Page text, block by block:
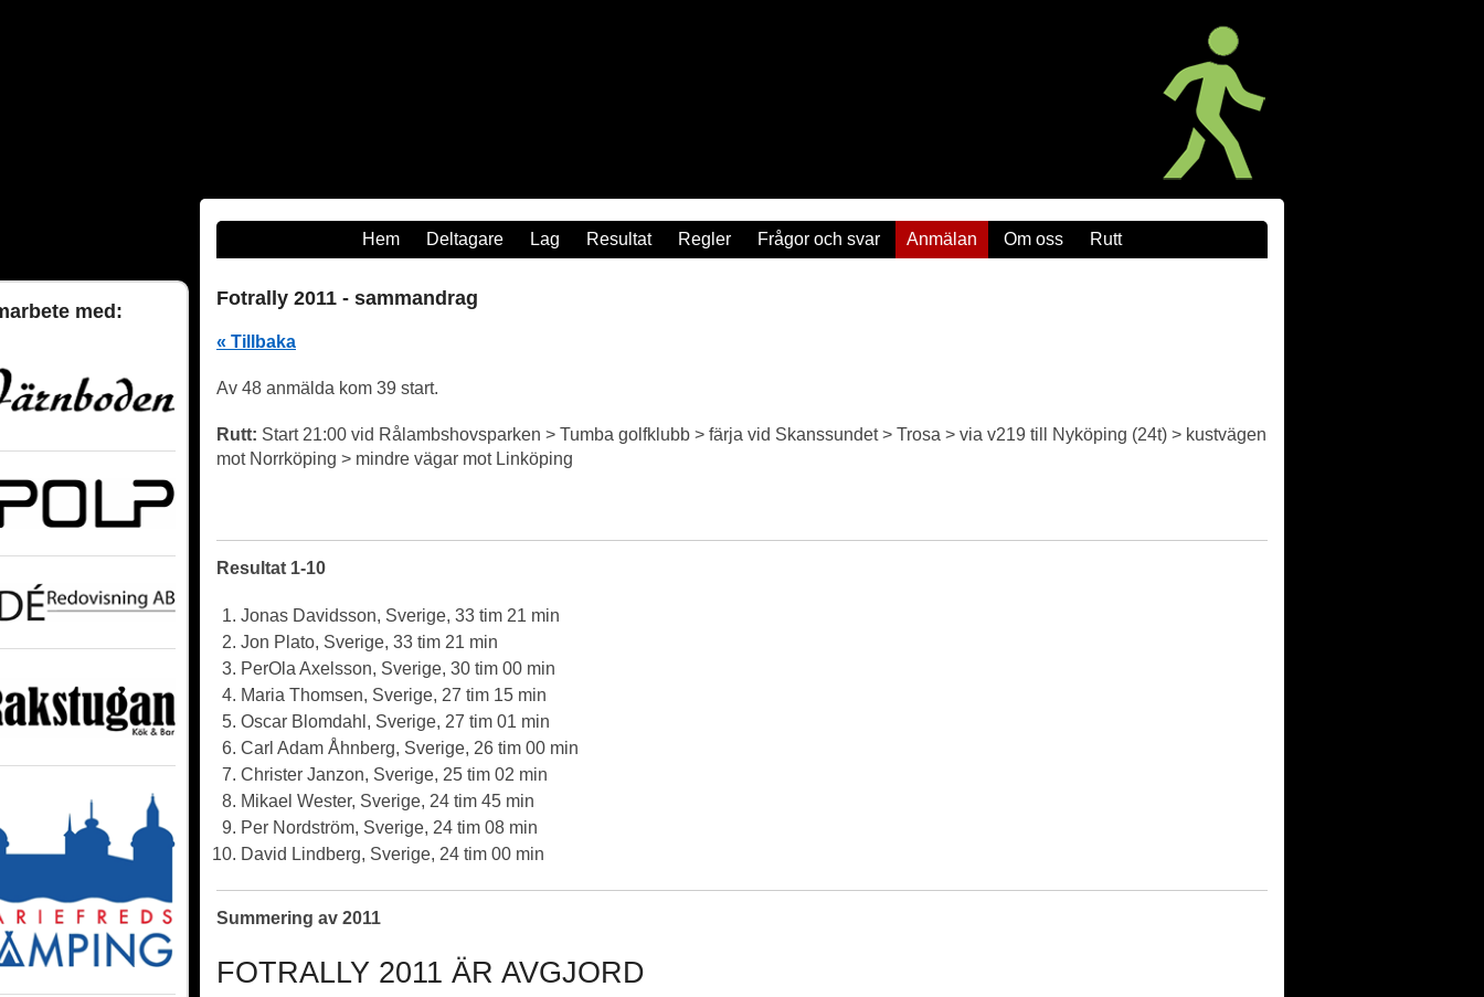
Hem Deltagare Lag Resultat Regler Frågor och svar Anmälan Om oss Rutt
Fotrally 2011 - sammandrag
« Tillbaka
Av 48 anmälda kom 39 start.
Rutt: Start 21:00 vid Rålambshovsparken > Tumba golfklubb > färja vid Skanssundet > Trosa > via v219 till Nyköping (24t) > kustvägen
mot Norrköping > mindre vägar mot Linköping
Resultat 1-10
Jonas Davidsson, Sverige, 33 tim 21 min
Jon Plato, Sverige, 33 tim 21 min
PerOla Axelsson, Sverige, 30 tim 00 min
Maria Thomsen, Sverige, 27 tim 15 min
Oscar Blomdahl, Sverige, 27 tim 01 min
Carl Adam Åhnberg, Sverige, 26 tim 00 min
Christer Janzon, Sverige, 25 tim 02 min
Mikael Wester, Sverige, 24 tim 45 min
Per Nordström, Sverige, 24 tim 08 min
David Lindberg, Sverige, 24 tim 00 min
Summering av 2011
FOTRALLY 2011 ÄR AVGJORD
med: